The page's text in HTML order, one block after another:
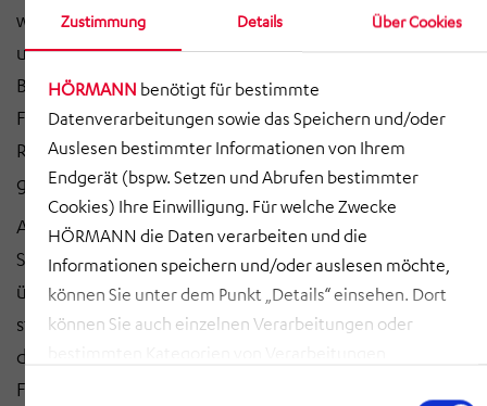
Zustimmung Details Über Cookies
HÖRMANN benötigt für bestimmte
Datenverarbeitungen sowie das Speichern und/oder
Auslesen bestimmter Informationen von Ihrem
Endgerät (bspw. Setzen und Abrufen bestimmter
Cookies) Ihre Einwilligung. Für welche Zwecke
HÖRMANN die Daten verarbeiten und die
Informationen speichern und/oder auslesen möchte,
können Sie unter dem Punkt „Details“ einsehen. Dort
können Sie auch einzelnen Verarbeitungen oder
Einwilligungsauswahl
wurde die bestehende Elektroinstallation erweitert
und die Förderstrecke durch zusätzliche
Brandschutztore ergänzt. Wir haben dabei die
Fördertechnik bestehend aus Behälterfördertechnik,
Rollenförderer und Barcodescanner zur Verfügung
gestellt.
Auch die gesamte Elektroinstallation, samt
Steuerungstechnik, Stauplatzlogik sowie die
übergeordnete SPS-Steuerung mit Visualisierung
stammt aus unserem Haus. Zudem haben wir uns um
die Herstellung entsprechender
Förderanlagenabschlüsse und Brandschutztore